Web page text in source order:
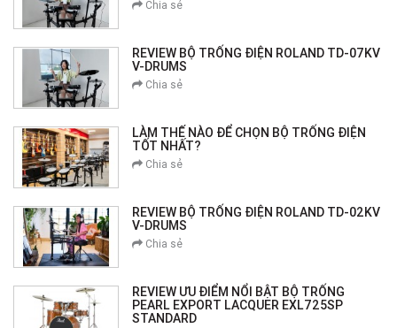
Chia sẻ
REVIEW BỘ TRỐNG ĐIỆN ROLAND TD-07KV
V-DRUMS
Chia sẻ
LÀM THẾ NÀO ĐỂ CHỌN BỘ TRỐNG ĐIỆN
TỐT NHẤT?
Chia sẻ
REVIEW BỘ TRỐNG ĐIỆN ROLAND TD-02KV
V-DRUMS
Chia sẻ
REVIEW ƯU ĐIỂM NỔI BẬT BỘ TRỐNG
PEARL EXPORT LACQUER EXL725SP
STANDARD